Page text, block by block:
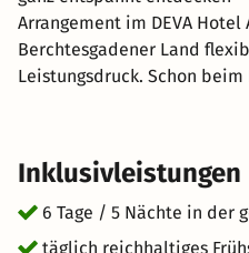
Arrangement im DEVA
Berchtesgadener Land
Leistungsdruck. Schon beim Losfahren spüren Sie den
Fahrtwind und entdecken
mühelos bewältigt,
möglich und auch längere
komfortabel genießen. **Ihr Arrangement umfasst:** * 5
Übernachtungen in
Inklusivleistungen
6 Tage / 5 Nächte in der
täglich reichhaltiges